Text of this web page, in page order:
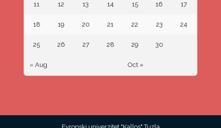
« Aug Oct »
11 12 13 14 15 16 17
18 19 20 21 22 23 24
25 26 27 28 29 30
Evropski univerzitet "Kallos" Tuzla